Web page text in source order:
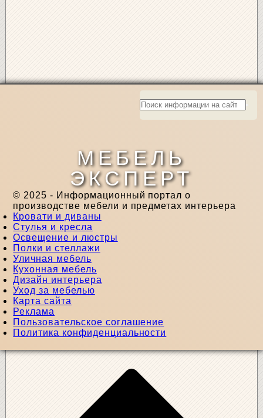
МЕБЕЛЬ
ЭКСПЕРТ
© 2025 - Информационный портал о
производстве мебели и предметах интерьера
Кровати и диваны
Стулья и кресла
Освещение и люстры
Полки и стеллажи
Уличная мебель
Кухонная мебель
Дизайн интерьера
Уход за мебелью
Карта сайта
Реклама
Пользовательское соглашение
Политика конфиденциальности